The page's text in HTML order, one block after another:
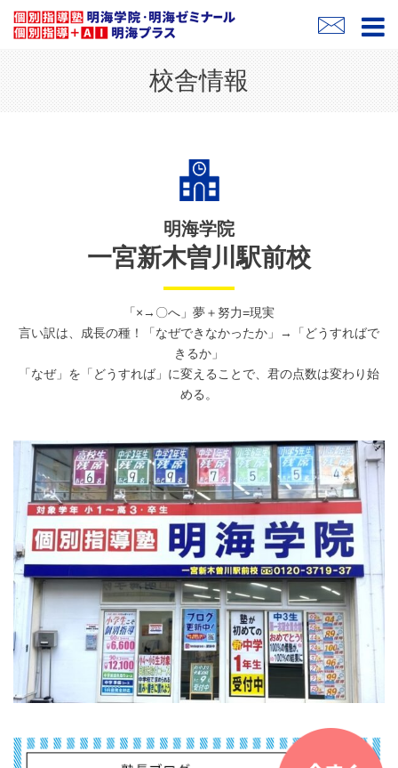
校舎情報
明海学院
一宮新木曽川駅前校
「×→〇へ」夢＋努力=現実
言い訳は、成長の種！「なぜできなかったか」→「どうすればで
きるか」
「なぜ」を「どうすれば」に変えることで、君の点数は変わり始
める。